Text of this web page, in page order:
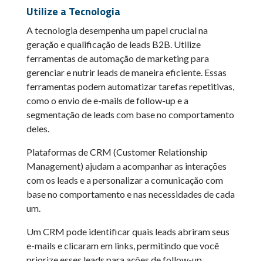
Utilize a Tecnologia
A tecnologia desempenha um papel crucial na
geração e qualificação de leads B2B. Utilize
ferramentas de automação de marketing para
gerenciar e nutrir leads de maneira eficiente. Essas
ferramentas podem automatizar tarefas repetitivas,
como o envio de e-mails de follow-up e a
segmentação de leads com base no comportamento
deles.
Plataformas de CRM (Customer Relationship
Management) ajudam a acompanhar as interações
com os leads e a personalizar a comunicação com
base no comportamento e nas necessidades de cada
um.
Um CRM pode identificar quais leads abriram seus
e-mails e clicaram em links, permitindo que você